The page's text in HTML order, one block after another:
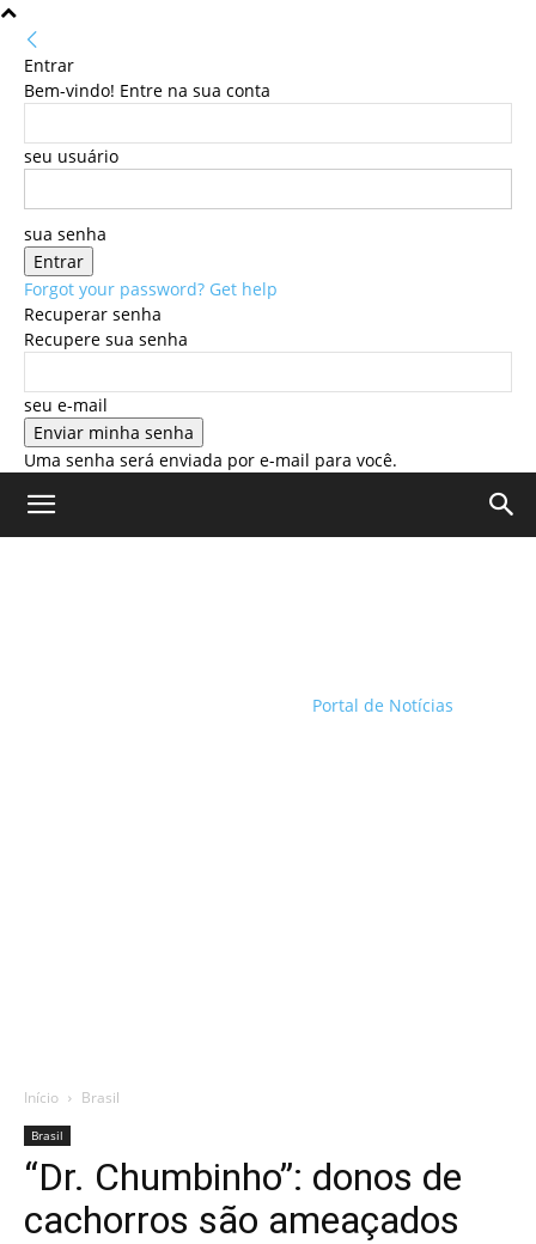
Entrar
Bem-vindo! Entre na sua conta
seu usuário
sua senha
Forgot your password? Get help
Recuperar senha
Recupere sua senha
seu e-mail
Uma senha será enviada por e-mail para você.
Portal de Notícias
Início Brasil
Brasil
“Dr. Chumbinho”: donos de
cachorros são ameaçados